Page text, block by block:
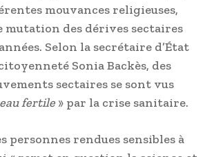
mouvances religieuses,
mutation des dérives sectaires
Selon la secrétaire d’État
Sonia Backès, des
sectaires se sont vus
fertile» par la crise sanitaire.
personnes rendues sensibles à